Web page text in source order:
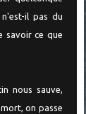
il pas du
savoir ce que
nous sauve,
on passe